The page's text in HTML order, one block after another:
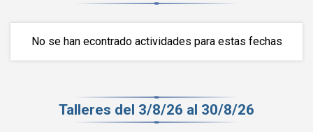
No se han econtrado actividades para estas fechas
Talleres del 3/8/26 al 30/8/26